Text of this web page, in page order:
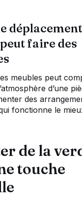
faire des
meubles peut
d’une
des
fonctionne le
de la
touche